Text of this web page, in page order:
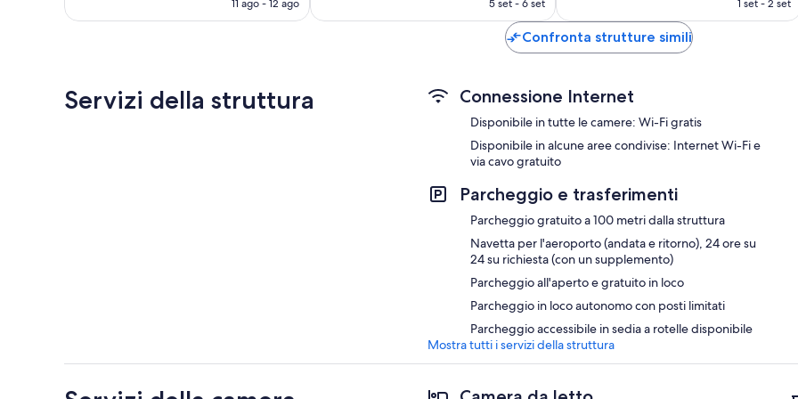
11 ago - 12 ago
101 €
5 set - 6 set
1 set - 2 set
Confronta strutture simili
Servizi della struttura Connessione Internet
Disponibile in tutte le camere: Wi-Fi gratis
Disponibile in alcune aree condivise: Internet Wi-Fi e
via cavo gratuito
Parcheggio e trasferimenti
Parcheggio gratuito a 100 metri dalla struttura
Navetta per l'aeroporto (andata e ritorno), 24 ore su
24 su richiesta (con un supplemento)
Parcheggio all'aperto e gratuito in loco
Parcheggio in loco autonomo con posti limitati
Parcheggio accessibile in sedia a rotelle disponibile
Mostra tutti i servizi della struttura